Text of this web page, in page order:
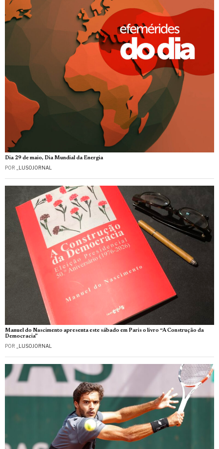
Dia 29 de maio, Dia Mundial da Energia
POR _LUSOJORNAL
Manuel do Nascimento apresenta este sábado em Paris o livro “A Construção da
Democracia”
POR _LUSOJORNAL